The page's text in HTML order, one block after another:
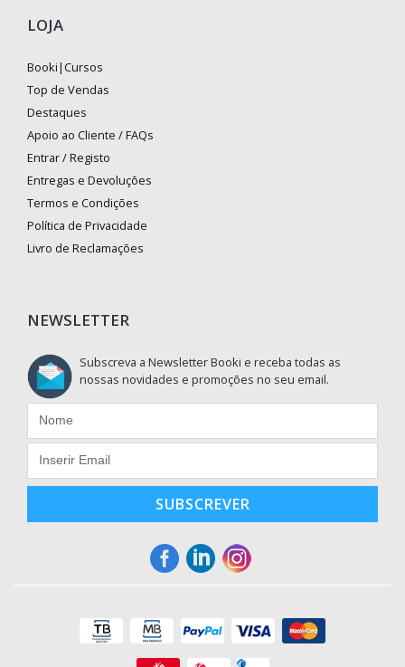
LOJA
Booki|Cursos
Top de Vendas
Destaques
Apoio ao Cliente / FAQs
Entrar / Registo
Entregas e Devoluções
Termos e Condições
Política de Privacidade
Livro de Reclamações
NEWSLETTER
Subscreva a Newsletter Booki e receba todas as
nossas novidades e promoções no seu email.
SUBSCREVER